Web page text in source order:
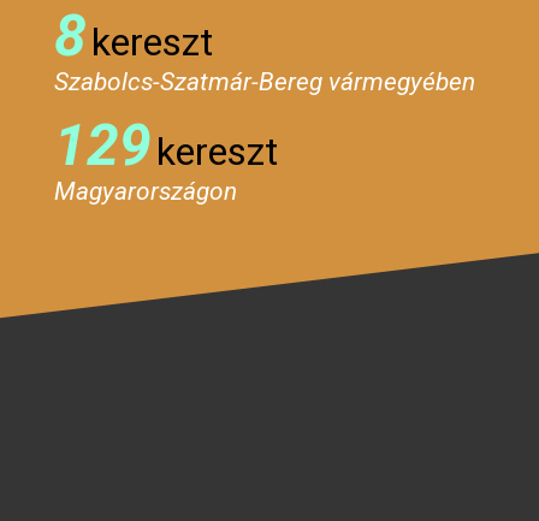
8kereszt
Szabolcs-Szatmár-Bereg vármegyében
129kereszt
Magyarországon